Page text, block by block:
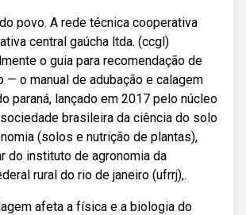
povo. A rede técnica cooperativa
central gaúcha ltda. (ccgl)
o guia para recomendação de
— o manual de adubação e calagem
paraná, lançado em 2017 pelo núcleo
brasileira da ciência do solo
(solos e nutrição de plantas),
do instituto de agronomia da
rural do rio de janeiro (ufrrj),.
afeta a física e a biologia do